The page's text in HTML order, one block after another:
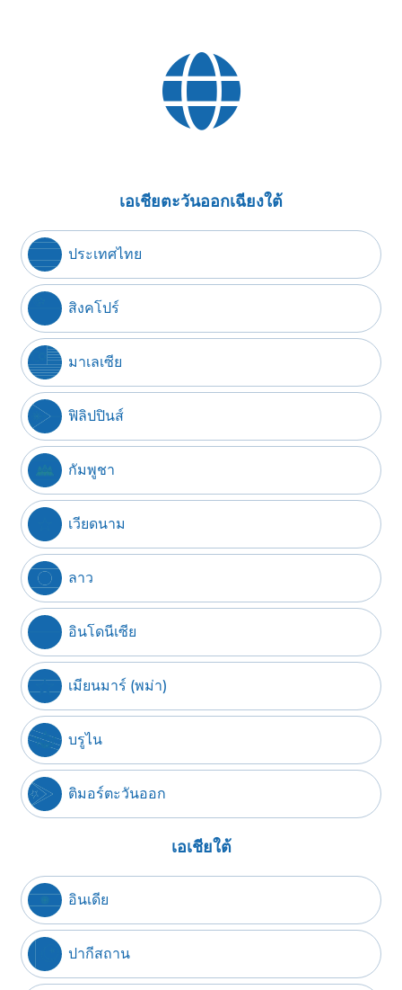
เอเชียตะวันออกเฉียงใต้
ประเทศไทย
สิงคโปร์
มาเลเซีย
ฟิลิปปินส์
กัมพูชา
เวียดนาม
ลาว
อินโดนีเซีย
เมียนมาร์ (พม่า)
บรูไน
ติมอร์ตะวันออก
เอเชียใต้
อินเดีย
ปากีสถาน